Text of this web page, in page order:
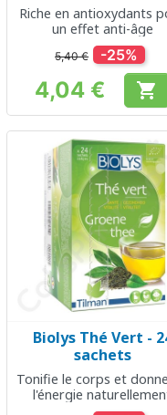
Riche en antioxydants
un effet anti-âge
5,40 € -25%
Prix
4,04 € 
Biolys Thé Vert -
sachets
Tonifie le corps et
l'énergie